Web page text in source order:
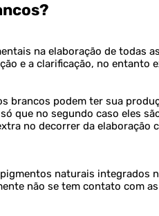
na elaboração de todas
e a clarificação, no entanto
brancos podem ter sua
que no segundo caso eles
no decorrer da elaboração
naturais integrados
não se tem contato com